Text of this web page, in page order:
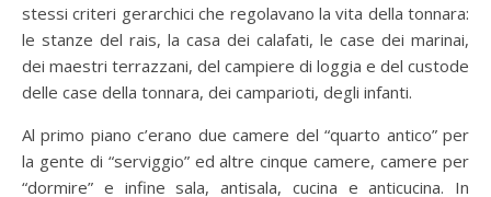
stessi criteri gerarchici che regolavano la vita della tonnara:
le stanze del rais, la casa dei calafati, le case dei marinai,
dei maestri terrazzani, del campiere di loggia e del custode
delle case della tonnara, dei camparioti, degli infanti.
Al primo piano c’erano due camere del “quarto antico” per
la gente di “serviggio” ed altre cinque camere, camere per
“dormire” e infine sala, antisala, cucina e anticucina. In